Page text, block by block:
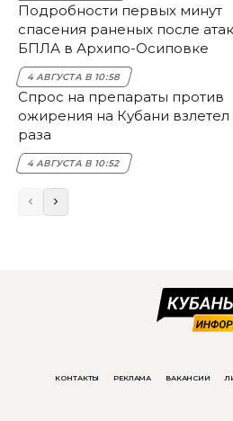
Подробности первых минут
спасения раненых после
БПЛА в Архипо-Осиповке
4 АВГУСТА В 10:58
Спрос на препараты против
ожирения на Кубани взлетел
раза
4 АВГУСТА В 10:52
КОНТАКТЫ РЕКЛАМА ВАКАНСИИ